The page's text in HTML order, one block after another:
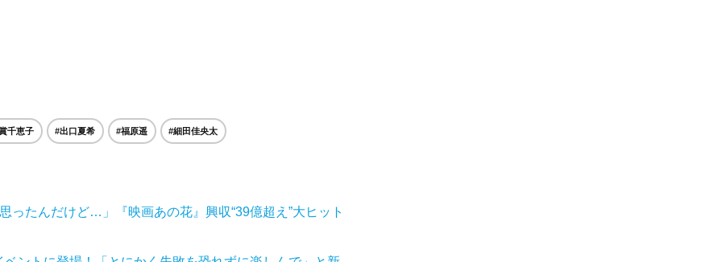
千恵子 #出口夏希 #福原遥 #細田佳央太
ったんだけど…」『映画あの花』興収“39億超え”大ヒット